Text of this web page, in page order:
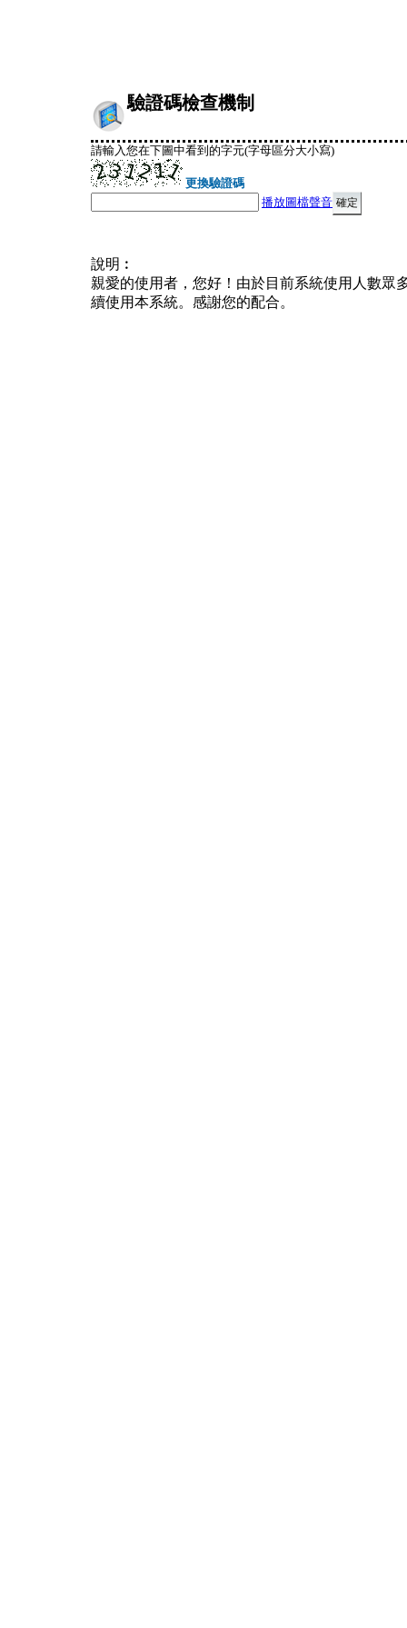
驗證碼檢查機制
請輸入您在下圖中看到的字元(字母區分大小寫)
更換驗證碼
播放圖檔聲音
說明︰
親愛的使用者，您好！由於目前系統使用人數眾
續使用本系統。感謝您的配合。